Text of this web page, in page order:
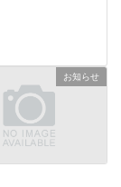
お知らせ